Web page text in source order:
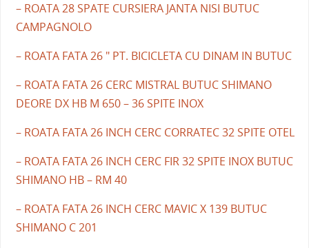
– ROATA 28 SPATE CURSIERA JANTA NISI BUTUC
CAMPAGNOLO
– ROATA FATA 26 " PT. BICICLETA CU DINAM IN BUTUC
– ROATA FATA 26 CERC MISTRAL BUTUC SHIMANO
DEORE DX HB M 650 – 36 SPITE INOX
– ROATA FATA 26 INCH CERC CORRATEC 32 SPITE OTEL
– ROATA FATA 26 INCH CERC FIR 32 SPITE INOX BUTUC
SHIMANO HB – RM 40
– ROATA FATA 26 INCH CERC MAVIC X 139 BUTUC
SHIMANO C 201